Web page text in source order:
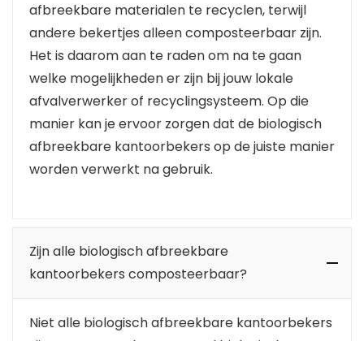
afbreekbare materialen te recyclen, terwijl
andere bekertjes alleen composteerbaar zijn.
Het is daarom aan te raden om na te gaan
welke mogelijkheden er zijn bij jouw lokale
afvalverwerker of recyclingsysteem. Op die
manier kan je ervoor zorgen dat de biologisch
afbreekbare kantoorbekers op de juiste manier
worden verwerkt na gebruik.
Zijn alle biologisch afbreekbare
kantoorbekers composteerbaar?
Niet alle biologisch afbreekbare kantoorbekers